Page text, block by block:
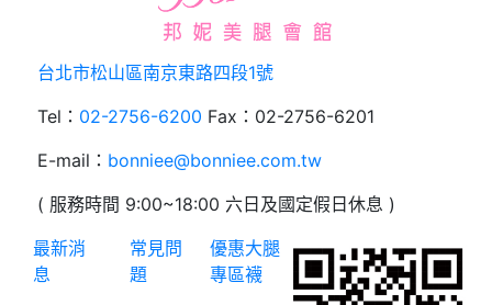
台北市松山區南京東路四段1號
Tel： 02-2756-6200 Fax：02-2756-6201
E-mail： bonniee@bonniee.com.tw
( 服務時間 9:00~18:00 六日及國定假日休息 )
最新消
息
常見問
題
優惠
專區
大腿
襪